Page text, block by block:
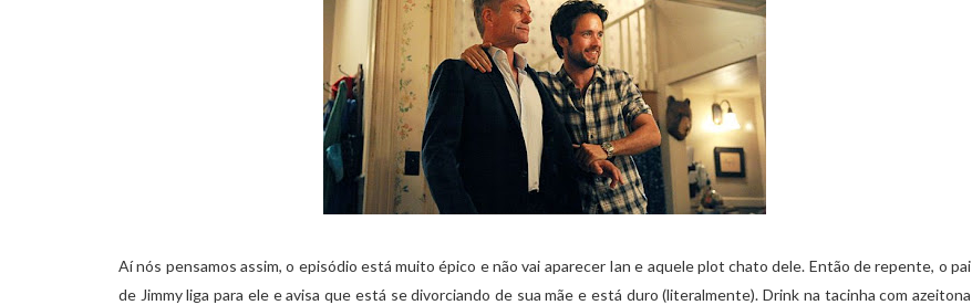
Aí nós pensamos assim, o episódio está muito épico e não vai aparecer Ian e aquele plot chato dele. Então de repente, o pai
de Jimmy liga para ele e avisa que está se divorciando de sua mãe e está duro (literalmente). Drink na tacinha com azeitona